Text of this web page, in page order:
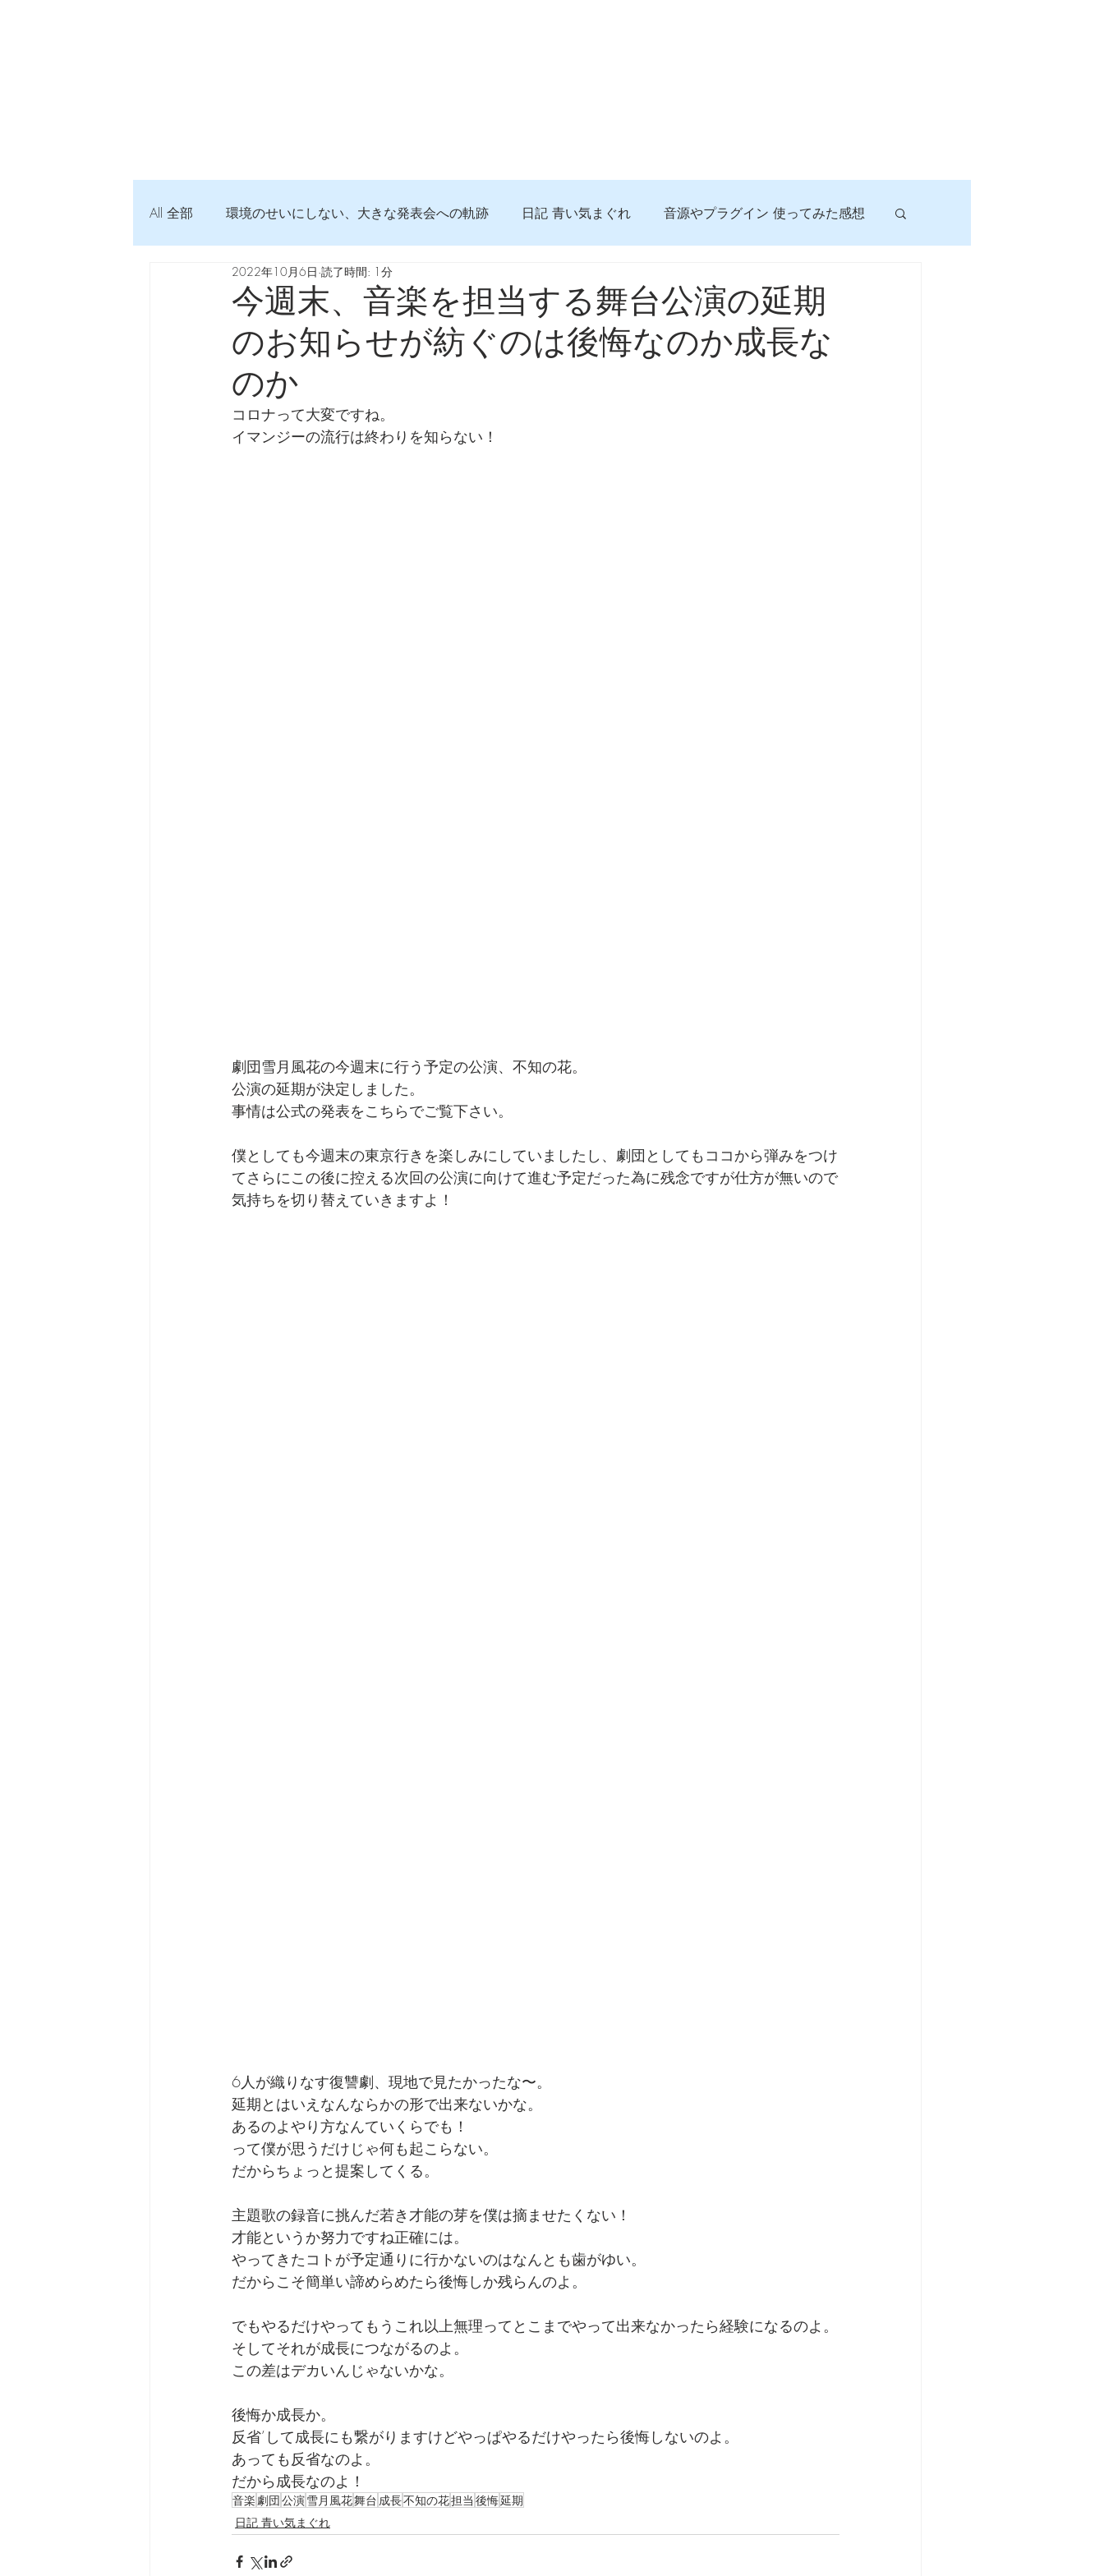
All 全部 環境のせいにしない、大きな発表会への軌跡 日記 青い気まぐれ 音源やプラグイン 使ってみた感想
弦交換の記録 DTM 始める 知っておきたいコト
Imanjy Studio 使われているモノ 食べんじーの美味しい記事 便利な経験、新しいコトに挑戦しよう
劇団 Avan 劇伴が出来るまでを追ったドキュメンタリー、二つの舞台裏
今週末、音楽を担当する舞台公演の延期
のお知らせが紡ぐのは後悔なのか成長な
のか
2022年10月6日 読了時間: 1分
コロナって大変ですね。
イマンジーの流行は終わりを知らない！
劇団雪月風花の今週末に行う予定の公演、不知の花。
公演の延期が決定しました。
事情は公式の発表をこちらでご覧下さい。
僕としても今週末の東京行きを楽しみにしていましたし、劇団としてもココから弾みをつけ
てさらにこの後に控える次回の公演に向けて進む予定だった為に残念ですが仕方が無いので
気持ちを切り替えていきますよ！
6人が織りなす復讐劇、現地で見たかったな〜。
延期とはいえなんならかの形で出来ないかな。
あるのよやり方なんていくらでも！
って僕が思うだけじゃ何も起こらない。
だからちょっと提案してくる。
主題歌の録音に挑んだ若き才能の芽を僕は摘ませたくない！
才能というか努力ですね正確には。
やってきたコトが予定通りに行かないのはなんとも歯がゆい。
だからこそ簡単い諦めらめたら後悔しか残らんのよ。
でもやるだけやってもうこれ以上無理ってとこまでやって出来なかったら経験になるのよ。
そしてそれが成長につながるのよ。
この差はデカいんじゃないかな。
後悔か成長か。
反省’して成長にも繋がりますけどやっぱやるだけやったら後悔しないのよ。
あっても反省なのよ。
だから成長なのよ！
音楽 劇団公演雪月風花舞台 成長不知の花担当 後悔延期
日記 青い気まぐれ